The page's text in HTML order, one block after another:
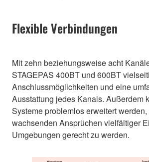
Flexible Verbindungen
Mit zehn beziehungsweise acht
STAGEPAS 400BT und 600BT
Anschlussmöglichkeiten und eine
Ausstattung jedes Kanals. Außerdem
Systeme problemlos erweitert werden,
wachsenden Ansprüchen vielfältiger
Umgebungen gerecht zu werden.